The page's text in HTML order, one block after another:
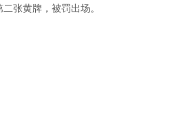
张黄牌，被罚出场。